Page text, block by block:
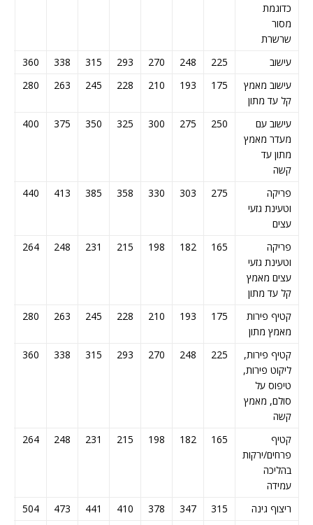
כדוגמת
מסור
שרשרת
עישוב 225
248
270
293
315
338
360
עישוב מאמץ
קל עד מתון
175
193
210
228
245
263
280
עישוב עם
מעדר מאמץ
מתון עד
קשה
250
275
300
325
350
375
400
פריקה
וטעינת גזעי
עצים
275
303
330
358
385
413
440
פריקה
וטעינת גזעי
עצים מאמץ
קל עד מתון
165
182
198
215
231
248
264
קטיף פירות
מאמץ מתון
175
193
210
228
245
263
280
קטיף פירות,
ליקוט פירות,
טיפוס על
סולם, מאמץ
קשה
225
248
270
293
315
338
360
קטיף
פרחים/ירקות
בהליכה
עמידה
165
182
198
215
231
248
264
ריצוף גינה 315
347
378
410
441
473
504